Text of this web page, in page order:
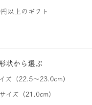
以上のギフト
状から選ぶ
ズ（22.5〜23.0cm）
イズ（21.0cm）